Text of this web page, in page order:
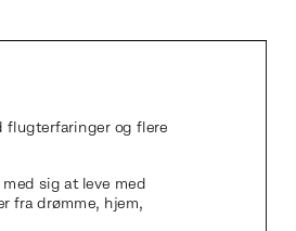
flugterfaringer og flere
sig at leve med
fra drømme, hjem,